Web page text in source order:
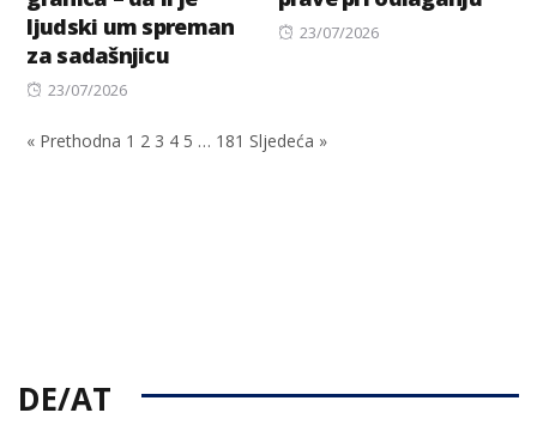
ljudski um spreman
za sadašnjicu
Posted
23/07/2026
Posted
23/07/2026
« Prethodna 1 2 3 4 5 … 181 Sljedeća »
DE/AT